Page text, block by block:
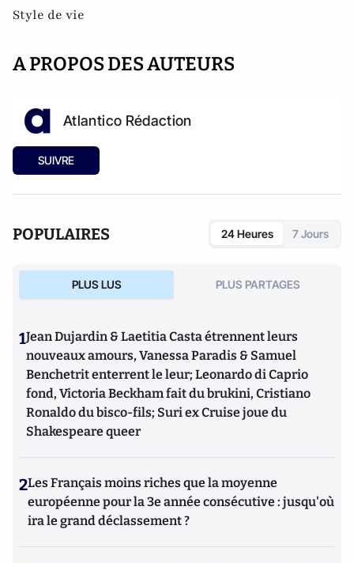
Style de vie
A PROPOS DES AUTEURS
Atlantico Rédaction
SUIVRE
POPULAIRES 24 Heures 7 Jours
PLUS LUS PLUS PARTAGES
1Jean Dujardin & Laetitia Casta étrennent leurs
nouveaux amours, Vanessa Paradis & Samuel
Benchetrit enterrent le leur; Leonardo di Caprio
fond, Victoria Beckham fait du brukini, Cristiano
Ronaldo du bisco-fils; Suri ex Cruise joue du
Shakespeare queer
2Les Français moins riches que la moyenne
européenne pour la 3e année consécutive : jusqu'où
ira le grand déclassement ?